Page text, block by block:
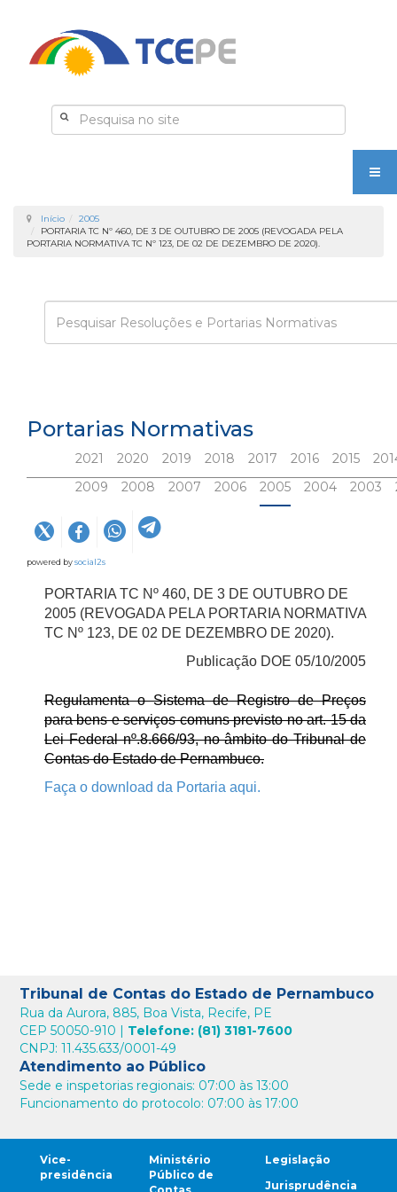
Início
2005
PORTARIA TC Nº 460, DE 3 DE OUTUBRO DE 2005 (REVOGADA PELA
PORTARIA NORMATIVA TC Nº 123, DE 02 DE DEZEMBRO DE 2020).
Portarias Normativas
2021 2020 2019 2018 2017 2016 2015
2009
2008 2007 2006 2005 2004 2003
powered bysocial2s
PORTARIA TC Nº 460, DE 3 DE OUTUBRO DE
2005 (REVOGADA PELA PORTARIA NORMATIVA
TC Nº 123, DE 02 DE DEZEMBRO DE 2020).
Publicação DOE 05/10/2005
Regulamenta o Sistema de Registro de Preços
para bens e serviços comuns previsto no art. 15 da
Lei Federal nº.8.666/93, no âmbito do Tribunal de
Contas do Estado de Pernambuco.
Faça o download da Portaria aqui.
Tribunal de Contas do Estado de Pernambuco
Rua da Aurora, 885, Boa Vista, Recife, PE
CEP 50050-910 | Telefone: (81) 3181-7600
CNPJ: 11.435.633/0001-49
Atendimento ao Público
Sede e inspetorias regionais: 07:00 às 13:00
Funcionamento do protocolo: 07:00 às 17:00
Vice-
presidência
Ministério
Público de
Legislação
Jurisprudência